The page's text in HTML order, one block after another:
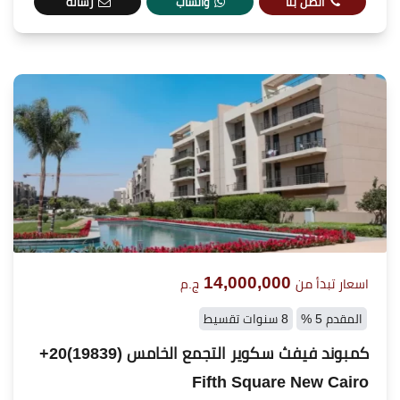
اسعار تبدأ من 14,000,000 ج.م
المقدم 5 % 8 سنوات تقسيط
كمبوند فيفث سكوير التجمع الخامس (19839)20+
Fifth Square New Cairo